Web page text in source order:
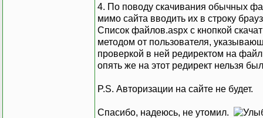
4. По поводу скачивания обычных
мимо сайта вводить их в строку
Список файлов.aspx с кнопкой
методом от пользователя,
проверкой в ней редиректом на
опять же на этот редирект нельзя
P.S. Авторизации на сайте не будет.
Спасибо, надеюсь, не утомил.